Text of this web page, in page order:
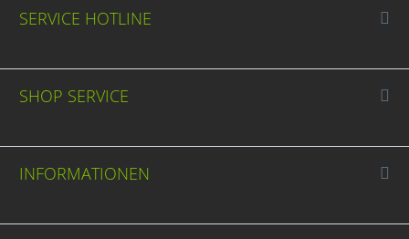
SERVICE HOTLINE
SHOP SERVICE
INFORMATIONEN